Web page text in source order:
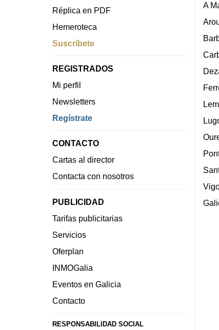
Réplica en PDF
Hemeroteca
Suscríbete
REGISTRADOS
Mi perfil
Newsletters
Regístrate
CONTACTO
Cartas al director
Contacta con nosotros
PUBLICIDAD
Tarifas publicitarias
Servicios
Oferplan
INMOGalia
Eventos en Galicia
Contacto
RESPONSABILIDAD SOCIAL
A